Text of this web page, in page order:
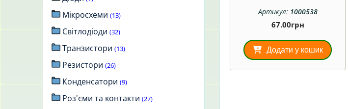
Артикул: 1000538
67.00грн
Додати у кошик
Мікросхеми (13)
Світлодіоди (32)
Транзистори (13)
Резистори (26)
Конденсатори (9)
Роз'єми та контакти (27)